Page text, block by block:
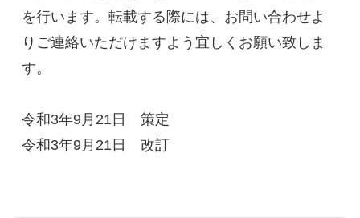
を行います。転載する際には、お問い合わせよ
りご連絡いただけますよう宜しくお願い致しま
す。
令和3年9月21日　策定
令和3年9月21日　改訂